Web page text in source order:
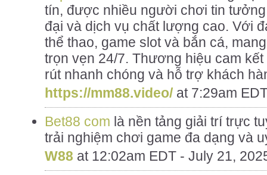
tín, được nhiều người chơi tin
đại và dịch vụ chất lượng cao. Với
thể thao, game slot và bắn cá,
trọn vẹn 24/7. Thương hiệu cam
rút nhanh chóng và hỗ trợ khách
https://mm88.video/ at 7:29am
Bet88 com là nền tảng giải trí trực
trải nghiệm chơi game đa dạng và
W88 at 12:02am EDT - July 21,